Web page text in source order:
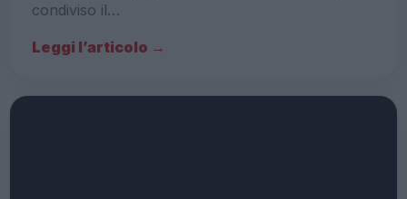
condiviso il…
Leggi l’articolo →